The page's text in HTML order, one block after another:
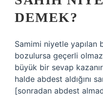
DEMEK?
Samimi niyetle yapılan
bozulursa geçerli
büyük bir sevap
halde abdest aldığını
[sonradan abdest